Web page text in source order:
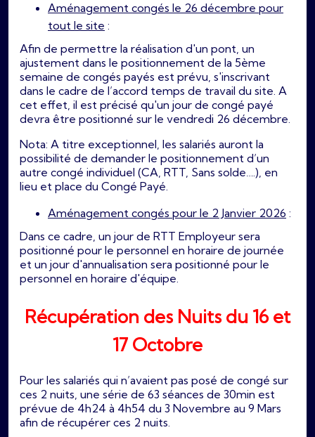
Aménagement congés le 26 décembre pour
tout le site :
Afin de permettre la réalisation d'un pont, un
ajustement dans le positionnement de la 5ème
semaine de congés payés est prévu, s'inscrivant
dans le cadre de l’accord temps de travail du site. A
cet effet, il est précisé qu'un jour de congé payé
devra être positionné sur le vendredi 26 décembre.
Nota: A titre exceptionnel, les salariés auront la
possibilité de demander le positionnement d’un
autre congé individuel (CA, RTT, Sans solde….), en
lieu et place du Congé Payé.
Aménagement congés pour le 2 Janvier 2026 :
Dans ce cadre, un jour de RTT Employeur sera
positionné pour le personnel en horaire de journée
et un jour d'annualisation sera positionné pour le
personnel en horaire d'équipe.
Récupération des Nuits du 16 et
17 Octobre
Pour les salariés qui n’avaient pas posé de congé sur
ces 2 nuits, une série de 63 séances de 30min est
prévue de 4h24 à 4h54 du 3 Novembre au 9 Mars
afin de récupérer ces 2 nuits.